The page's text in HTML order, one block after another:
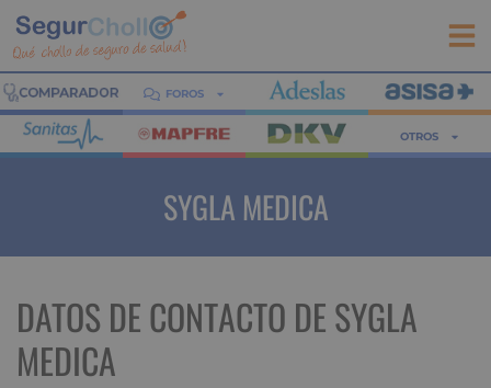
FOROS
OTROS
SYGLA MEDICA
DATOS DE CONTACTO DE SYGLA
MEDICA